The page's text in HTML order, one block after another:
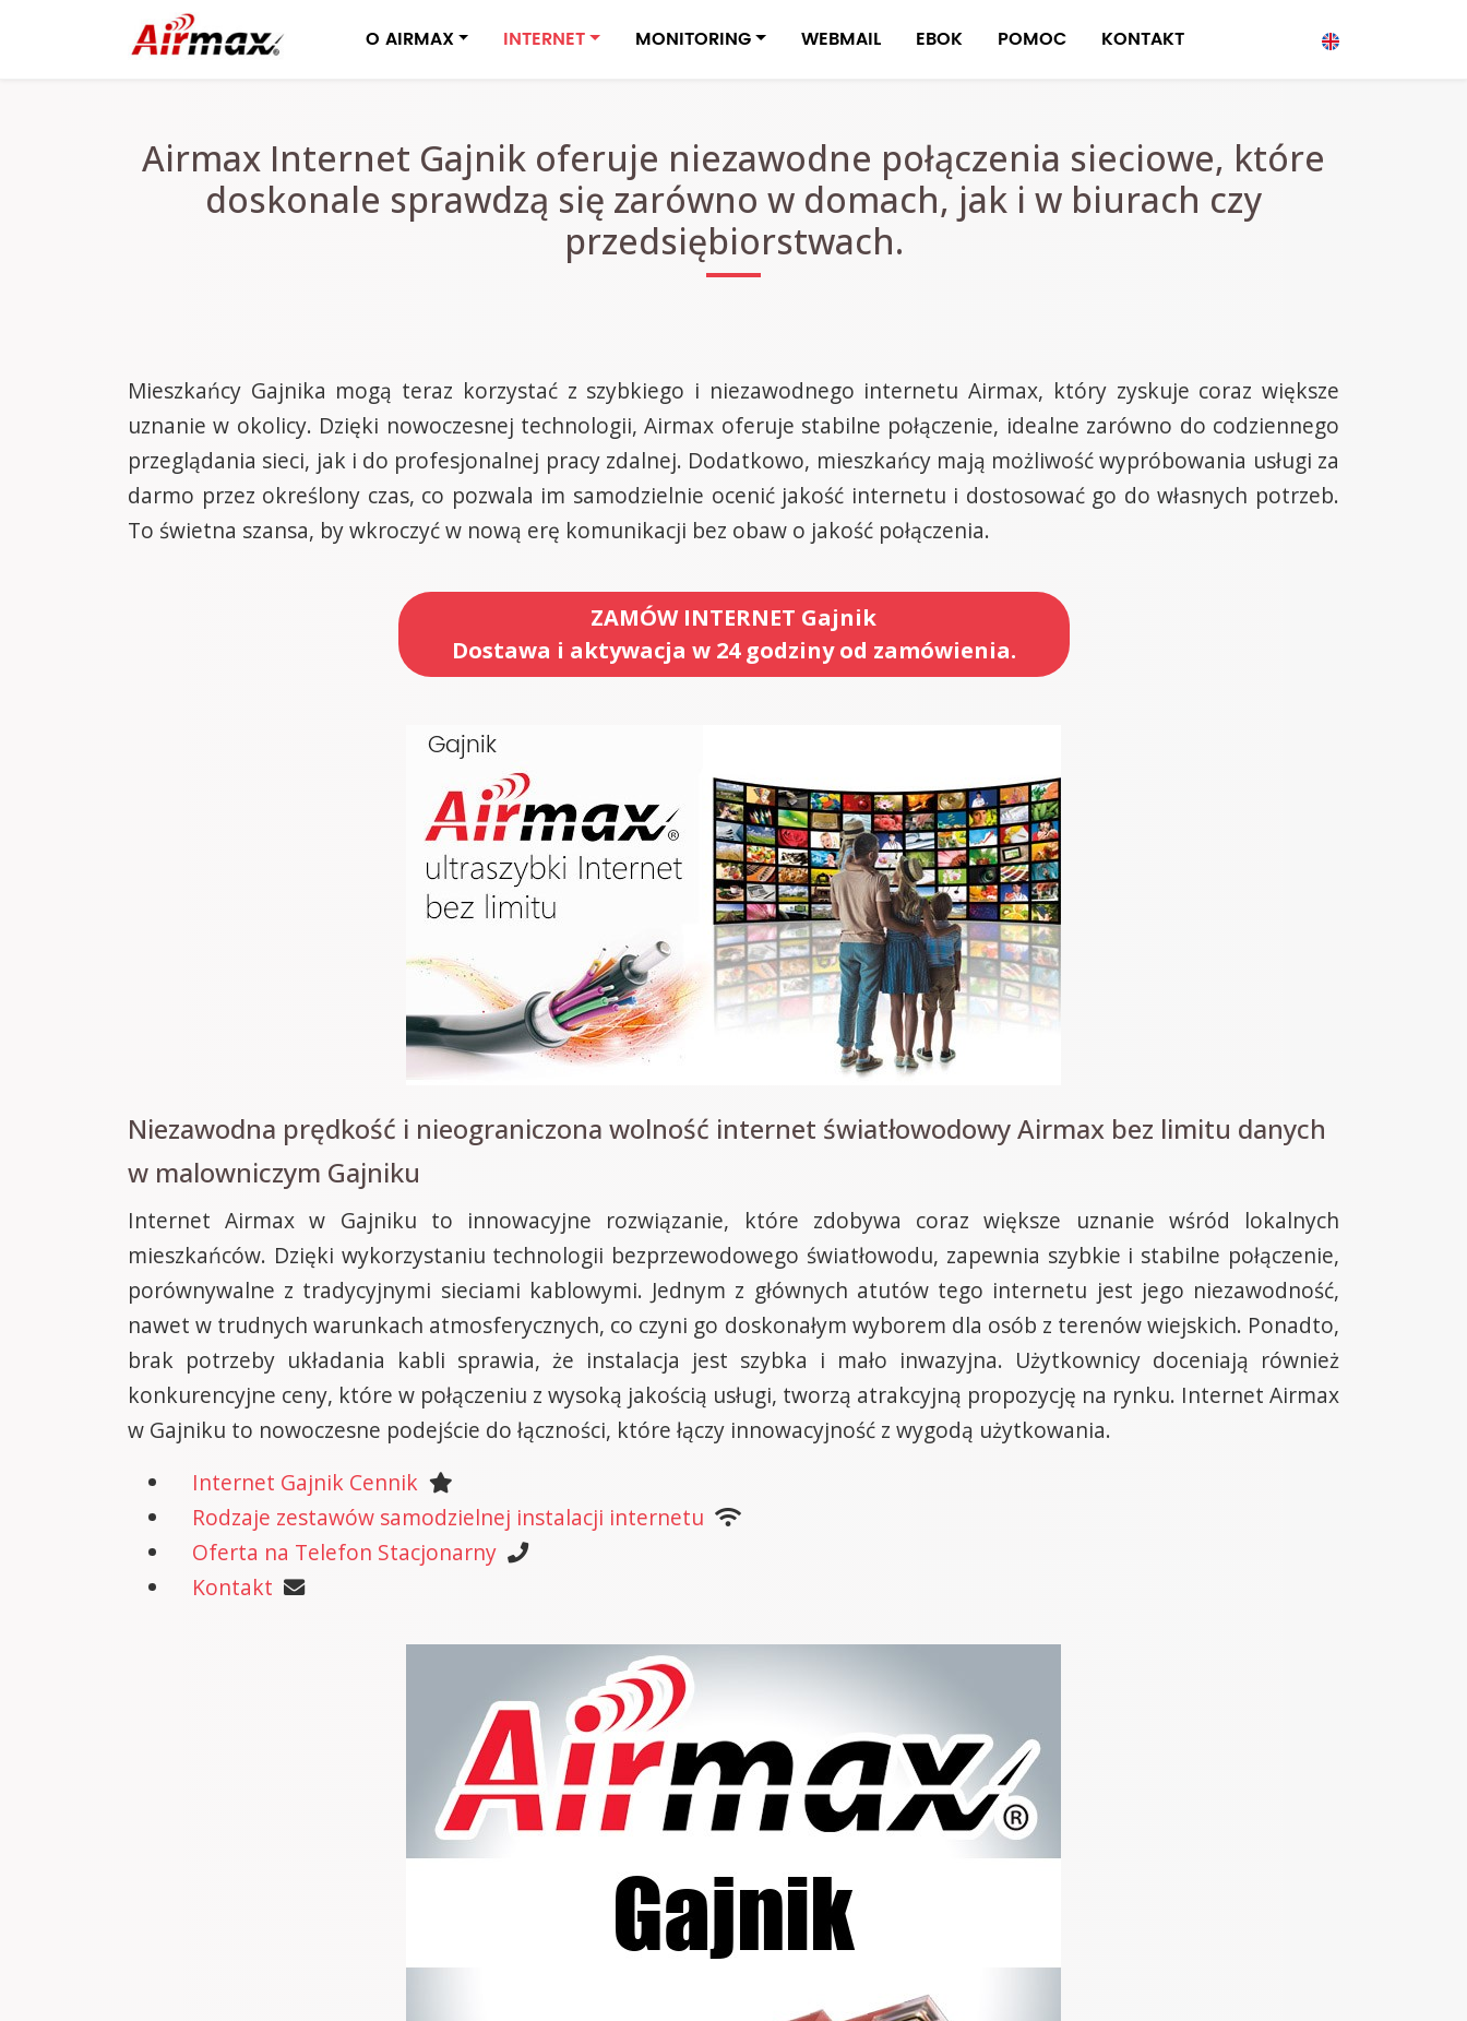
O AIRMAX INTERNET MONITORING WEBMAIL EBOK POMOC KONTAKT
Airmax Internet Gajnik oferuje niezawodne połączenia sieciowe, które
doskonale sprawdzą się zarówno w domach, jak i w biurach czy
przedsiębiorstwach.
Mieszkańcy Gajnika mogą teraz korzystać z szybkiego i niezawodnego internetu Airmax, który zyskuje coraz większe
uznanie w okolicy. Dzięki nowoczesnej technologii, Airmax oferuje stabilne połączenie, idealne zarówno do codziennego
przeglądania sieci, jak i do profesjonalnej pracy zdalnej. Dodatkowo, mieszkańcy mają możliwość wypróbowania usługi za
darmo przez określony czas, co pozwala im samodzielnie ocenić jakość internetu i dostosować go do własnych potrzeb.
To świetna szansa, by wkroczyć w nową erę komunikacji bez obaw o jakość połączenia.
ZAMÓW INTERNET Gajnik
Dostawa i aktywacja w 24 godziny od zamówienia.
Niezawodna prędkość i nieograniczona wolność internet światłowodowy Airmax bez limitu danych
w malowniczym Gajniku
Internet Airmax w Gajniku to innowacyjne rozwiązanie, które zdobywa coraz większe uznanie wśród lokalnych
mieszkańców. Dzięki wykorzystaniu technologii bezprzewodowego światłowodu, zapewnia szybkie i stabilne połączenie,
porównywalne z tradycyjnymi sieciami kablowymi. Jednym z głównych atutów tego internetu jest jego niezawodność,
nawet w trudnych warunkach atmosferycznych, co czyni go doskonałym wyborem dla osób z terenów wiejskich. Ponadto,
brak potrzeby układania kabli sprawia, że instalacja jest szybka i mało inwazyjna. Użytkownicy doceniają również
konkurencyjne ceny, które w połączeniu z wysoką jakością usługi, tworzą atrakcyjną propozycję na rynku. Internet Airmax
w Gajniku to nowoczesne podejście do łączności, które łączy innowacyjność z wygodą użytkowania.
Internet Gajnik Cennik
Rodzaje zestawów samodzielnej instalacji internetu
Oferta na Telefon Stacjonarny
Kontakt